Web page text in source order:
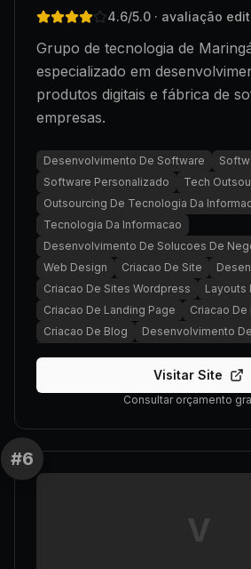
4.6/5.0 · avaliação
Grupo de tecnologia de
especializado em
produtos digitais e fábrica de
empresas.
Desenvolvimento De Software
Software Personalizado
Tech
Outsourcing De Tecnologia Da
Tecnologia Da Informacao
Desenvolvimento De Solucoes De
Web Design
Criacao De Site
Criacao De Sites Wordpress
Layouts
Criacao De Landing Page
Criacao De
Criacao De Blog
Desenvolvimento
Visitar Site
Consultar orçamento
#6
V